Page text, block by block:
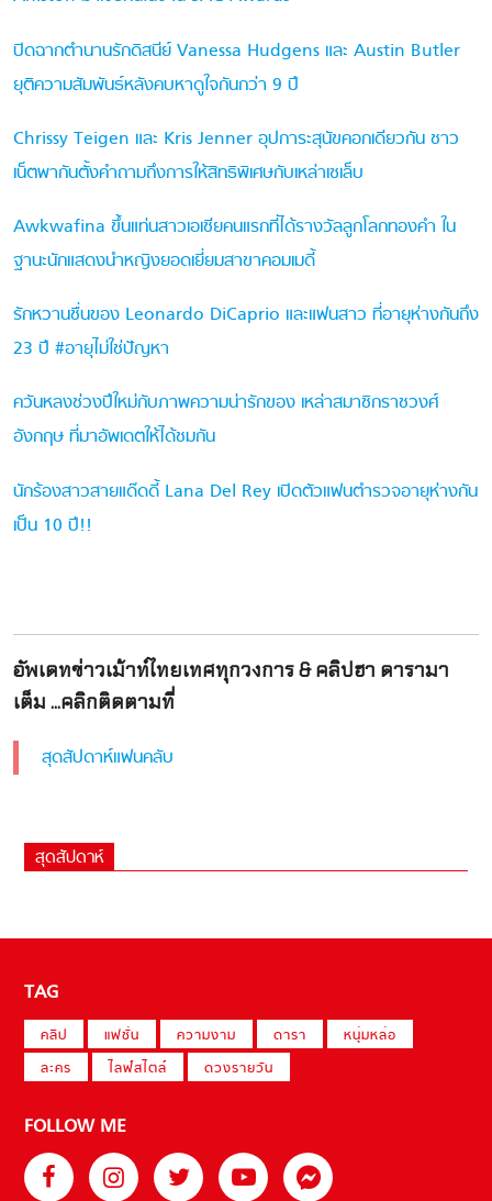
ปิดฉากตำนานรักดิสนีย์ Vanessa Hudgens และ Austin Butler
ยุติความสัมพันธ์หลังคบหาดูใจกันกว่า 9 ปี
Chrissy Teigen และ Kris Jenner อุปการะสุนัขคอกเดียวกัน ชาว
เน็ตพากันตั้งคำถามถึงการให้สิทธิพิเศษกับเหล่าเซเล็บ
Awkwafina ขึ้นแท่นสาวเอเชียคนแรกที่ได้รางวัลลูกโลกทองคำ ใน
ฐานะนักแสดงนำหญิงยอดเยี่ยมสาขาคอมเมดี้
รักหวานชื่นของ Leonardo DiCaprio และแฟนสาว ที่อายุห่างกันถึง
23 ปี #อายุไม่ใช่ปัญหา
ควันหลงช่วงปีใหม่กับภาพความน่ารักของ เหล่าสมาชิกราชวงศ์
อังกฤษ ที่มาอัพเดตให้ได้ชมกัน
นักร้องสาวสายแด๊ดดี้ Lana Del Rey เปิดตัวแฟนตำรวจอายุห่างกัน
เป็น 10 ปี!!
อัพเดทข่าวเม้าท์ไทยเทศทุกวงการ & คลิปฮา ดารามา
เต็ม ...คลิกติดตามที่
สุดสัปดาห์แฟนคลับ
สุดสัปดาห์
TAG
คลิป แฟชั่น ความงาม ดารา
หนุ่มหล่อ
ละคร
ไลฟ์สไตล์ ดวงรายวัน
FOLLOW ME